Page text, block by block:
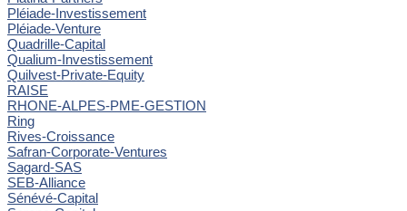
Pléiade-Investissement
Pléiade-Venture
Quadrille-Capital
Qualium-Investissement
Quilvest-Private-Equity
RAISE
RHONE-ALPES-PME-GESTION
Ring
Rives-Croissance
Safran-Corporate-Ventures
Sagard-SAS
SEB-Alliance
Sénévé-Capital